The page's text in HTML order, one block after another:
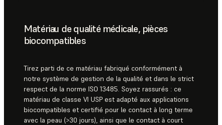
Matériau de qualité médicale, pièces
biocompatibles
Tirez parti de ce matériau fabriqué conformément à
notre système de gestion de la qualité et dans le strict
respect de la norme ISO 13485. Soyez rassurés : ce
matériau de classe VI USP est adapté aux applications
biocompatibles et certifié pour le contact à long terme
avec la peau (>30 jours), ainsi que le contact à court